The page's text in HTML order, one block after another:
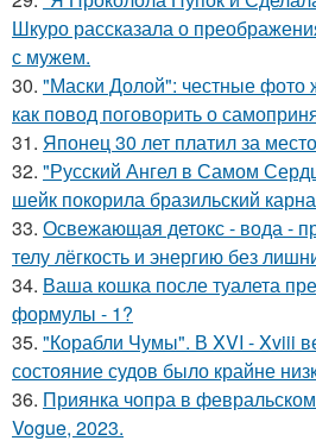
Шкуро рассказала о
с мужем.
30. "Маски Долой": честные
как повод поговорить о
31. Японец 30 лет платил за
32. "Русский Ангел в Самом
шейк покорила бразильский
33. Освежающая детокс - вода -
телу лёгкость и энергию без
34. Ваша кошка после туалета
формулы - 1?
35. "Корабли Чумы". В XVI - Xviii
состояние судов было крайне
36. Приянка чопра в
Vogue, 2023.